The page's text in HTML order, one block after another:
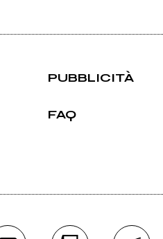
PUBBLICITÀ
FAQ